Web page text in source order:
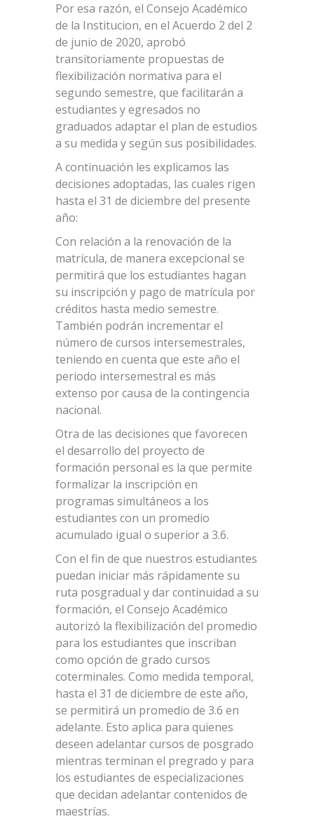
Por esa razón, el Consejo Académico
de la Institucion, en el Acuerdo 2 del 2
de junio de 2020, aprobó
transitoriamente propuestas de
flexibilización normativa para el
segundo semestre, que facilitarán a
estudiantes y egresados no
graduados adaptar el plan de estudios
a su medida y según sus posibilidades.
A continuación les explicamos las
decisiones adoptadas, las cuales rigen
hasta el 31 de diciembre del presente
año:
Con relación a la renovación de la
matrícula, de manera excepcional se
permitirá que los estudiantes hagan
su inscripción y pago de matrícula por
créditos hasta medio semestre.
También podrán incrementar el
número de cursos intersemestrales,
teniendo en cuenta que este año el
periodo intersemestral es más
extenso por causa de la contingencia
nacional.
Otra de las decisiones que favorecen
el desarrollo del proyecto de
formación personal es la que permite
formalizar la inscripción en
programas simultáneos a los
estudiantes con un promedio
acumulado igual o superior a 3.6.
Con el fin de que nuestros estudiantes
puedan iniciar más rápidamente su
ruta posgradual y dar continuidad a su
formación, el Consejo Académico
autorizó la flexibilización del promedio
para los estudiantes que inscriban
como opción de grado cursos
coterminales. Como medida temporal,
hasta el 31 de diciembre de este año,
se permitirá un promedio de 3.6 en
adelante. Esto aplica para quienes
deseen adelantar cursos de posgrado
mientras terminan el pregrado y para
los estudiantes de especializaciones
que decidan adelantar contenidos de
maestrías.